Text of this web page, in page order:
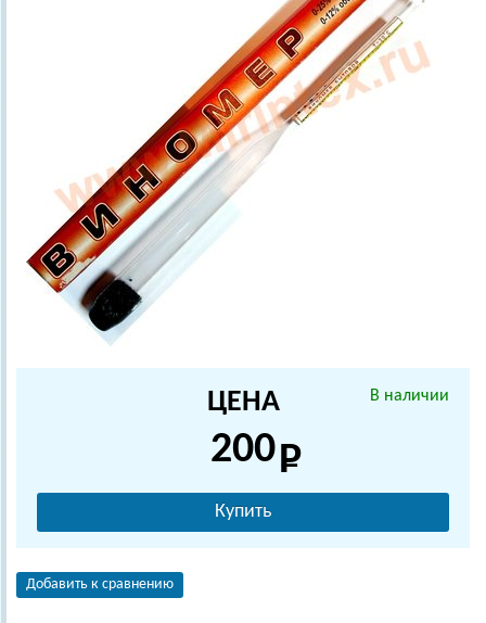
В наличии
ЦЕНА
200
Купить
Добавить к сравнению